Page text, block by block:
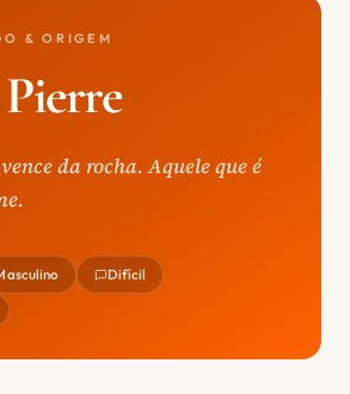
& ORIGEM
da rocha. Aquele que é
Difícil